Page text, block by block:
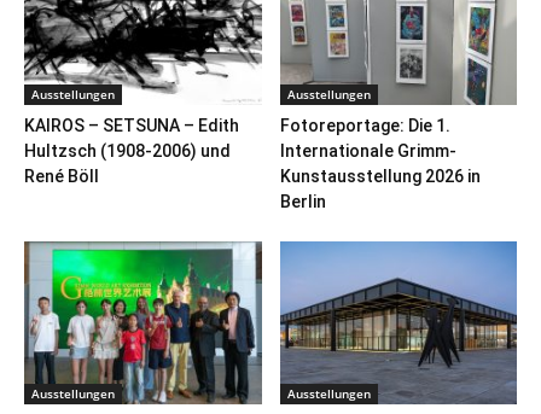
Ausstellungen
KAIROS – SETSUNA – Edith
Hultzsch (1908-2006) und
René Böll
Ausstellungen
Fotoreportage: Die 1.
Internationale Grimm-
Kunstausstellung 2026 in
Berlin
Ausstellungen Ausstellungen